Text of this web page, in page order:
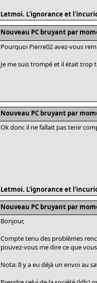
Letmoi. L'ignorance et
Nouveau PC bruyant par
Pourquoi Pierre02 avez-vous
Je me suis trompé et il était trop
Nouveau PC bruyant par
Ok donc il ne fallait pas tenir
Letmoi. L'ignorance et
Nouveau PC bruyant par
Bonjour,
Compte tenu des problèmes
pouvez-vous me dire ce que
Nota: Il y a eu déjà un envoi au